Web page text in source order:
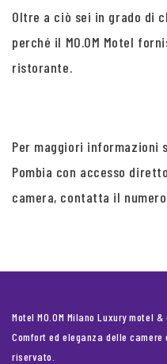
Oltre a ciò sei in grado di
perché il MO.OM Motel
ristorante.
Per maggiori informazioni
Pombia con accesso
camera, contatta il numero
Motel MO.OM Milano Luxury motel
Comfort ed eleganza delle camere
riservato.